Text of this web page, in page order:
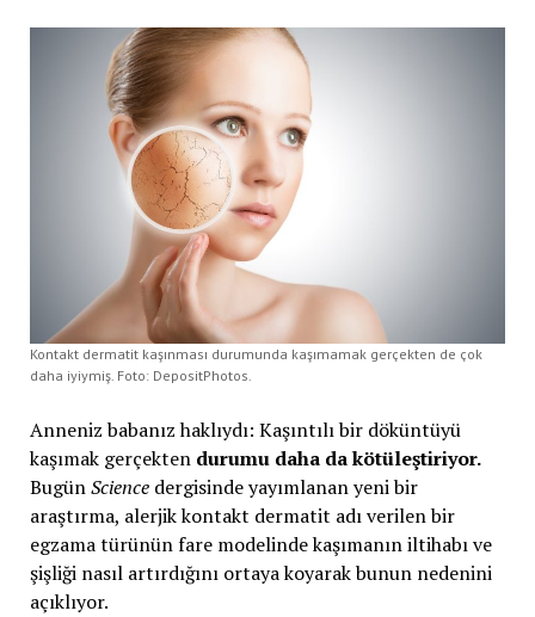
Kontakt dermatit kaşınması durumunda kaşımamak gerçekten de çok
daha iyiymiş. Foto: DepositPhotos.
Anneniz babanız haklıydı: Kaşıntılı bir döküntüyü
kaşımak gerçekten durumu daha da kötüleştiriyor.
BugünSciencedergisinde yayımlanan yeni bir
araştırma, alerjik kontakt dermatit adı verilen bir
egzama türünün fare modelinde kaşımanın iltihabı ve
şişliği nasıl artırdığını ortaya koyarak bunun nedenini
açıklıyor.